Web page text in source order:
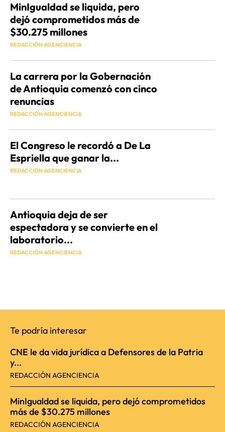
MinIgualdad se liquida, pero
dejó comprometidos más de
$30.275 millones
REDACCIÓN AGENCIENCIA
La carrera por la Gobernación
de Antioquia comenzó con cinco
renuncias
REDACCIÓN AGENCIENCIA
El Congreso le recordó a De La
Espriella que ganar la...
REDACCIÓN AGENCIENCIA
Antioquia deja de ser
espectadora y se convierte en el
laboratorio...
REDACCIÓN AGENCIENCIA
Te podría interesar
CNE le da vida jurídica a Defensores de la Patria
y...
REDACCIÓN AGENCIENCIA
MinIgualdad se liquida, pero dejó comprometidos
más de $30.275 millones
REDACCIÓN AGENCIENCIA